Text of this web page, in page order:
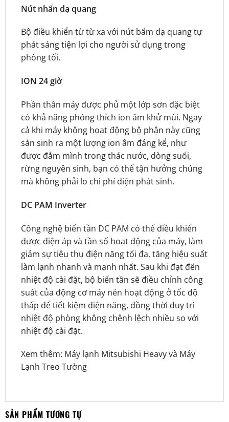
Nút nhấn dạ quang
Bộ điều khiển từ từ xa với nút bấm dạ quang tự
phát sáng tiện lợi cho người sử dụng trong
phòng tối.
ION 24 giờ
Phần thân máy được phủ một lớp sơn đặc biệt
có khả năng phóng thích ion âm khử mùi. Ngay
cả khi máy không hoạt động bộ phận này cũng
sản sinh ra một lượng ion âm đáng kể, như
được đắm mình trong thác nước, dòng suối,
rừng nguyên sinh, bạn có thể tận hưởng chúng
mà không phải lo chi phí điện phát sinh.
DC PAM Inverter
Công nghệ biến tần DC PAM có thể điều khiển
được điện áp và tần số hoạt động của máy, làm
giảm sự tiêu thụ điện năng tối đa, tăng hiệu suất
làm lạnh nhanh và mạnh nhất. Sau khi đạt đến
nhiệt độ cài đặt, bộ biến tần sẽ điều chỉnh công
suất của động cơ máy nén hoạt động ở tốc độ
thấp để tiết kiệm điện năng, đồng thời duy trì
nhiệt độ phòng không chênh lệch nhiều so với
nhiệt độ cài đặt.
Xem thêm: Máy lạnh Mitsubishi Heavyvà Máy
Lạnh Treo Tường
SẢN PHẨM TƯƠNG TỰ